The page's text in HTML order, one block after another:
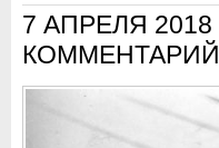
7 АПРЕЛЯ 2018
КОММЕНТАРИЙ